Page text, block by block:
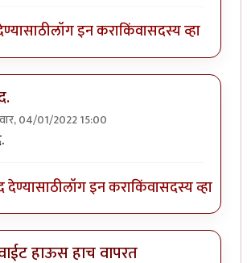
लॉग इन कराकिंवासदस्य व्हा
04/01/2022 15:00
देण्यासाठीलॉग इन कराकिंवासदस्य व्हा
हाऊस हाच वापरत